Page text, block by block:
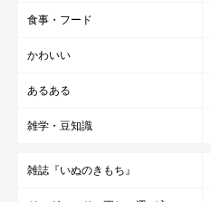
食事・フード
かわいい
あるある
雑学・豆知識
雑誌『いぬのきもち』